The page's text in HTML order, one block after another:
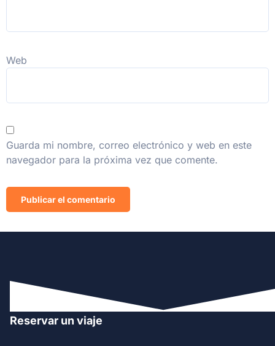
Web
Guarda mi nombre, correo electrónico y web en este
navegador para la próxima vez que comente.
Reservar un viaje